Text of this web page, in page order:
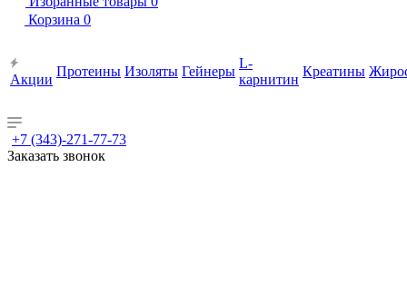
Корзина 0
Акции
Протеины Изоляты Гейнеры
L-
карнитин
Креатины
+7 (343)-271-77-73
Заказать звонок